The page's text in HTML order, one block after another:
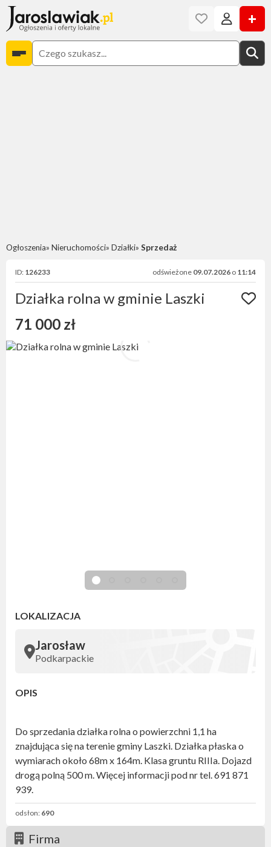
+
Ogłoszenia Nieruchomości Działki Sprzedaż
ID: 126233 odświeżone 09.07.2026 o 11:14
Działka rolna w gminie Laszki
71 000 zł
LOKALIZACJA
Jarosław
Podkarpackie
OPIS
Do sprzedania działka rolna o powierzchni 1,1 ha
znajdująca się na terenie gminy Laszki. Działka płaska o
wymiarach około 68m x 164m. Klasa gruntu RIIIa. Dojazd
drogą polną 500 m. Więcej informacji pod nr tel. 691 871
939.
odsłon: 690
Firma